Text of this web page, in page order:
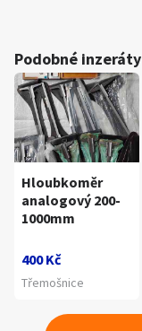
Podobné inzeráty
Hloubkoměr
analogový 200-
1000mm
400 Kč
Třemošnice